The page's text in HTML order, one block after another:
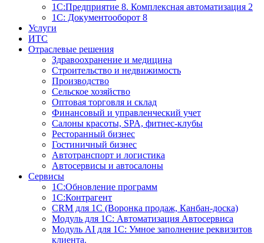
1С:Предприятие 8. Комплексная автоматизация 2
1С: Документооборот 8
Услуги
ИТС
Отраслевые решения
Здравоохранение и медицина
Строительство и недвижимость
Производство
Сельское хозяйство
Оптовая торговля и склад
Финансовый и управленческий учет
Салоны красоты, SPA, фитнес-клубы
Ресторанный бизнес
Гостиничный бизнес
Автотранспорт и логистика
Автосервисы и автосалоны
Сервисы
1С:Обновление программ
1С:Контрагент
CRM для 1С (Воронка продаж, Канбан-доска)
Модуль для 1С: Автоматизация Автосервиса
Модуль AI для 1С: Умное заполнение реквизитов
клиента.